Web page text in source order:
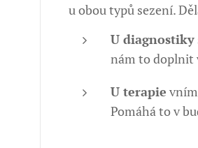
u obou typů sezení.
U diagnostiky
nám to doplnit
U terapie
Pomáhá to v